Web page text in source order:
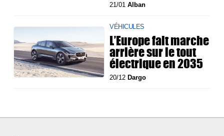
21/01Alban
VÉHICULES
L’Europe fait marche
arrière sur le tout
électrique en 2035
20/12 Dargo